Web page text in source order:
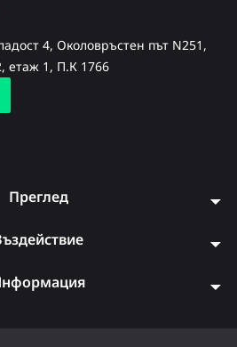
4, Околовръстен път N251,
етаж 1, П.К 1766
Преглед